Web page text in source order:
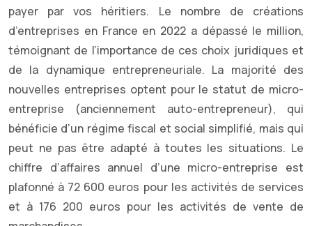
payer par vos héritiers. Le nombre de créations
d’entreprises en France en 2022 a dépassé le million,
témoignant de l’importance de ces choix juridiques et
de la dynamique entrepreneuriale. La majorité des
nouvelles entreprises optent pour le statut de micro-
entreprise (anciennement auto-entrepreneur), qui
bénéficie d’un régime fiscal et social simplifié, mais qui
peut ne pas être adapté à toutes les situations. Le
chiffre d’affaires annuel d’une micro-entreprise est
plafonné à 72 600 euros pour les activités de services
et à 176 200 euros pour les activités de vente de